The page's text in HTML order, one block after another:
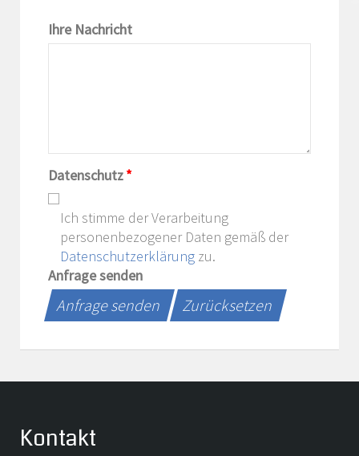
Ihre Nachricht
Datenschutz*
Ich stimme der Verarbeitung
personenbezogener Daten gemäß der
Datenschutzerklärung zu.
Anfrage senden
Anfrage senden Zurücksetzen
Kontakt